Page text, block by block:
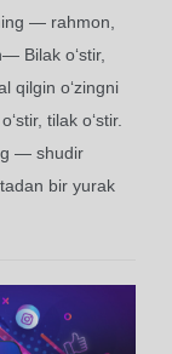
— rahmon,
Bilak o‘stir,
qilgin o‘zingni
tilak o‘stir.
— shudir
bir yurak